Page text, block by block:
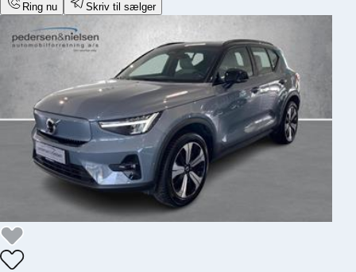
Ring nu Skriv til sælger